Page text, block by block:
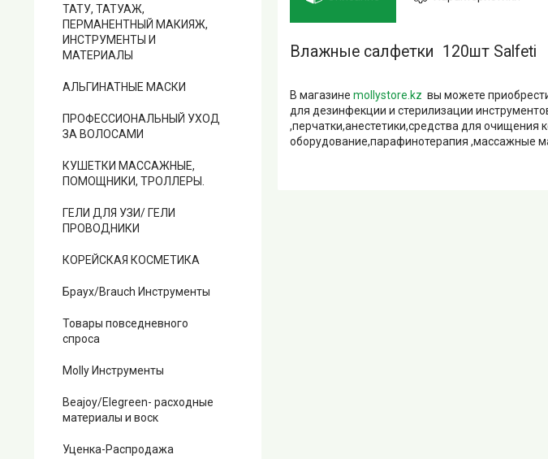
Влажные салфетки 120шт Salfeti
В магазине mollystore.kz вы можете
для дезинфекции и стерилизации
,перчатки,анестетики,средства для очищения
оборудование,парафинотерапия ,массажные
ТАТУ, ТАТУАЖ,
ПЕРМАНЕНТНЫЙ МАКИЯЖ,
ИНСТРУМЕНТЫ И
МАТЕРИАЛЫ
АЛЬГИНАТНЫЕ МАСКИ
ПРОФЕССИОНАЛЬНЫЙ УХОД
ЗА ВОЛОСАМИ
КУШЕТКИ МАССАЖНЫЕ,
ПОМОЩНИКИ, ТРОЛЛЕРЫ.
ГЕЛИ ДЛЯ УЗИ/ ГЕЛИ
ПРОВОДНИКИ
КОРЕЙСКАЯ КОСМЕТИКА
Браух/Brauch Инструменты
Товары повседневного
спроса
Molly Инструменты
Beajoy/Elegreen- расходные
материалы и воск
Уценка-Распродажа